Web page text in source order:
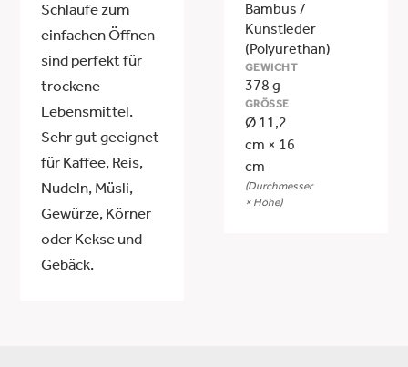
Schlaufe zum
einfachen Öffnen
sind perfekt für
trockene
Lebensmittel.
Sehr gut geeignet
für Kaffee, Reis,
Nudeln, Müsli,
Gewürze, Körner
oder Kekse und
Gebäck.
Bambus /
Kunstleder
(Polyurethan)
GEWICHT
378 g
GRÖSSE
Ø 11,2
cm × 16
cm
(Durchmesser
× Höhe)